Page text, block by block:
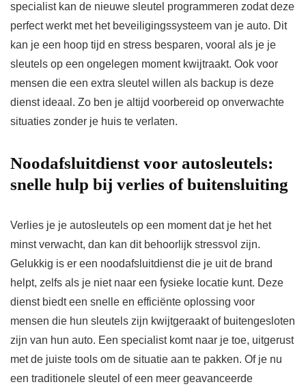
specialist kan de nieuwe sleutel programmeren zodat deze
perfect werkt met het beveiligingssysteem van je auto. Dit
kan je een hoop tijd en stress besparen, vooral als je je
sleutels op een ongelegen moment kwijtraakt. Ook voor
mensen die een extra sleutel willen als backup is deze
dienst ideaal. Zo ben je altijd voorbereid op onverwachte
situaties zonder je huis te verlaten.
Noodafsluitdienst voor autosleutels:
snelle hulp bij verlies of buitensluiting
Verlies je je autosleutels op een moment dat je het het
minst verwacht, dan kan dit behoorlijk stressvol zijn.
Gelukkig is er een noodafsluitdienst die je uit de brand
helpt, zelfs als je niet naar een fysieke locatie kunt. Deze
dienst biedt een snelle en efficiënte oplossing voor
mensen die hun sleutels zijn kwijtgeraakt of buitengesloten
zijn van hun auto. Een specialist komt naar je toe, uitgerust
met de juiste tools om de situatie aan te pakken. Of je nu
een traditionele sleutel of een meer geavanceerde